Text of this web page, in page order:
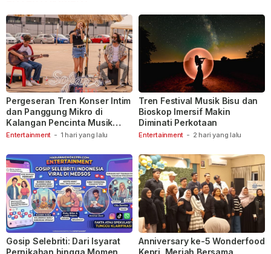
Entertainment - 1 hari yang lalu
Pergeseran Tren Konser Intim
dan Panggung Mikro di
Kalangan Pencinta Musik
Indonesia
Entertainment - 2 hari yang lalu
Tren Festival Musik Bisu dan
Bioskop Imersif Makin
Diminati Perkotaan
Gosip Selebriti: Dari Isyarat
Pernikahan hingga Momen
Anniversary ke-5 Wonderfood
Kepri, Meriah Bersama